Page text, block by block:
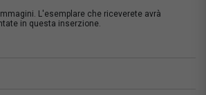
L'esemplare che riceverete avrà
in questa inserzione.